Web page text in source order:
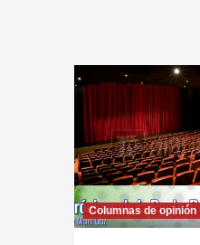
Columnas de opinión